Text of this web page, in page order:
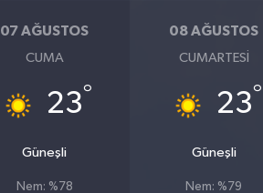
07 AĞUSTOS
CUMA
23°
Güneşli
Nem: %78
08 AĞUSTOS
CUMARTESI
23°
Güneşli
Nem: %79